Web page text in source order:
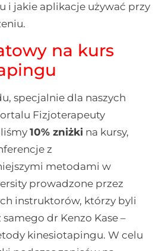
i jakie aplikacje używać przy
na kurs
specjalnie dla naszych
Fizjoterapeuty
10% zniżki na kursy,
z
metodami w
prowadzone przez
instruktorów, którzy byli
dr Kenzo Kase –
kinesiotapingu. W celu